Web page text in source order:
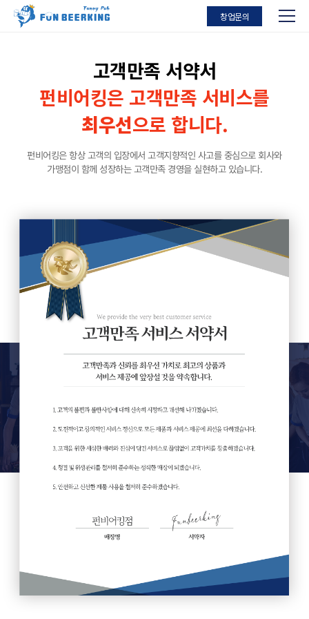
창업문의
고객만족 서약서
펀비어킹은 고객만족 서비스를
최우선으로 합니다.
펀비어킹은 항상 고객의 입장에서 고객지향적인 사고를 중심으로 회사와
가맹점이 함께 성장하는 고객만족 경영을 실현하고 있습니다.